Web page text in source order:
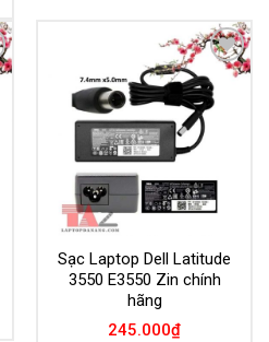
Add to
Wishlist
Sạc Laptop Dell Latitude
3550 E3550 Zin chính
hãng
245.000₫